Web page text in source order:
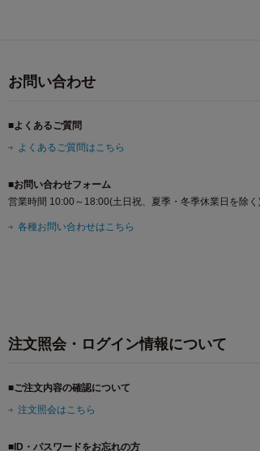
お問い合わせ
■よくあるご質問
よくあるご質問はこちら
■お問い合わせフォーム
営業時間 10:00～18:00(土日祝、夏季・冬季休業日を除く
各種お問い合わせはこちら
注文照会・ログイン情報について
■ご注文内容の確認について
注文照会はこちら
■ID・パスワードをお忘れの方